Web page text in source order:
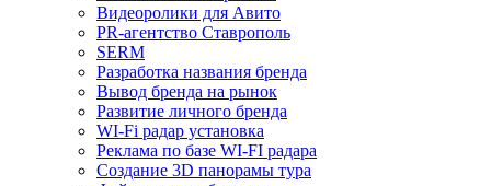
Видеоролики для Авито
PR-агентство Ставрополь
SERM
Разработка названия бренда
Вывод бренда на рынок
Развитие личного бренда
WI-Fi радар установка
Реклама по базе WI-FI радара
Создание 3D панорамы тура